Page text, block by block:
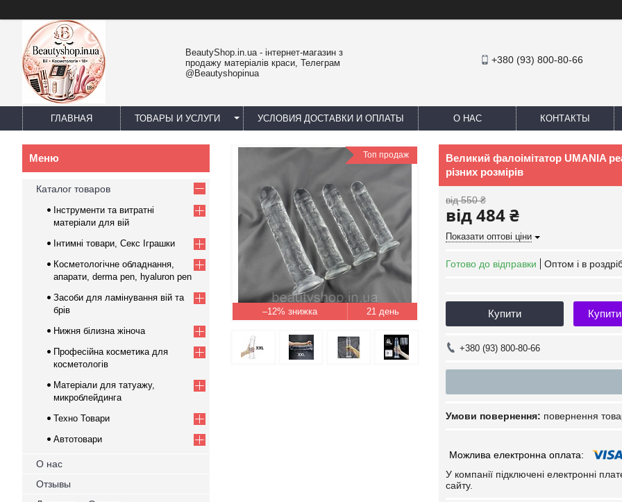
BeautyShop.in.ua - інтернет-магазин з
продажу матеріалів краси, Телеграм
@Beautyshopinua
+380 (93) 800-80-66
ГЛАВНАЯ ТОВАРЫ И УСЛУГИ УСЛОВИЯ ДОСТАВКИ И ОПЛАТЫ О НАС КОНТАКТЫ
–12% 21 день
Топ продаж
Великий фалоімітатор UMANIA
різних розмірів
від 550 ₴
від 484 ₴
Показати оптові ціни
Готово до відправки Оптом і в
Купити
+380 (93) 800-80-66
повернення
У компанії підключені електронні
сайту.
Каталог товаров
Інструменти та витратні
матеріали для вій
Інтимні товари, Секс Іграшки
Косметологічне обладнання,
апарати, derma pen, hyaluron pen
Засоби для ламінування вій та
брів
Нижня білизна жіноча
Професійна косметика для
косметологів
Матеріали для татуажу,
микроблейдинга
Техно Товари
Автотовари
О нас
Отзывы